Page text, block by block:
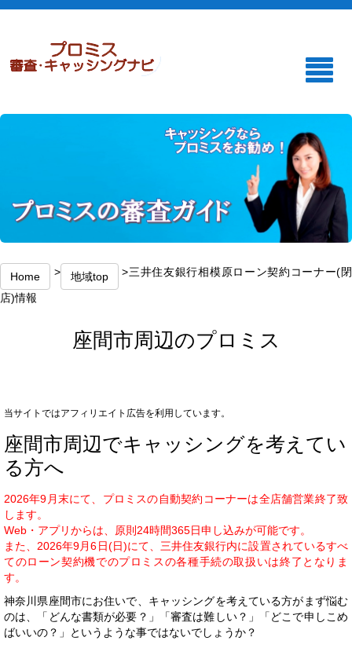
Home > 地域top >三井住友銀行相模原ローン契約コーナー(閉
店)情報
座間市周辺のプロミス
当サイトではアフィリエイト広告を利用しています。
座間市周辺でキャッシングを考えてい
る方へ
2026年9月末にて、プロミスの自動契約コーナーは全店舗営業終了致
します。
Web・アプリからは、原則24時間365日申し込みが可能です。
また、2026年9月6日(日)にて、三井住友銀行内に設置されているすべ
てのローン契約機でのプロミスの各種手続の取扱いは終了となりま
す。
神奈川県座間市にお住いで、キャッシングを考えている方がまず悩む
のは、「どんな書類が必要？」「審査は難しい？」「どこで申しこめ
ばいいの？」というような事ではないでしょうか？